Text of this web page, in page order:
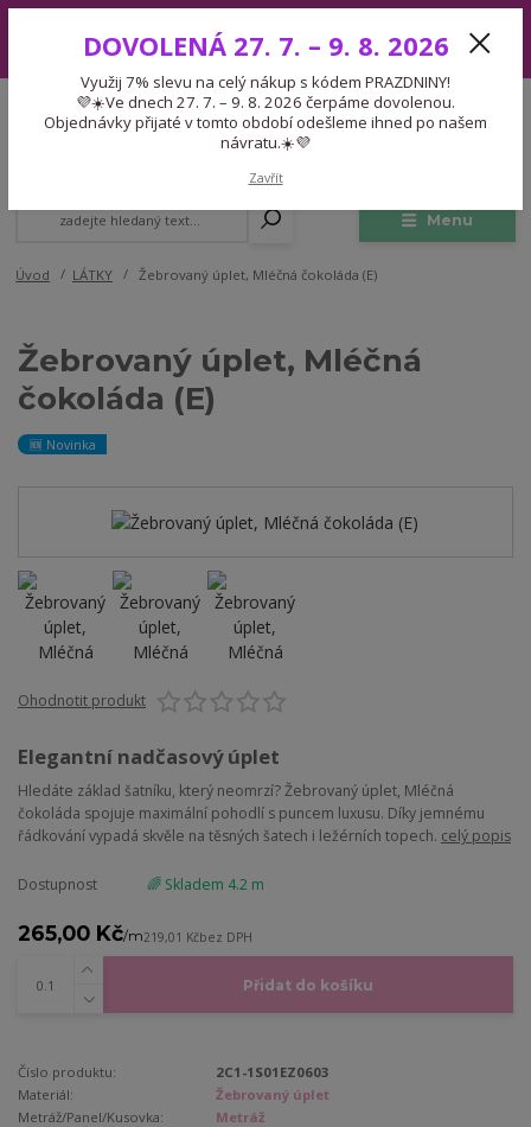
7. – 9. 8. 2026 čerpáme dovolenou. Objednávky přijaté v tomto období
odešleme ihned po našem návratu.☀️💜
Menu
CZK
Expedice 775 866 913
Po-Čt 9-15:30 Pá 9-14:30 Pauza 13-13:45
Úvod LÁTKY Žebrovaný úplet, Mléčná čokoláda (E)
Žebrovaný úplet, Mléčná
čokoláda (E)
🆕 Novinka
Ohodnotit produkt
Elegantní nadčasový úplet
Hledáte základ šatníku, který neomrzí? Žebrovaný úplet, Mléčná
čokoláda spojuje maximální pohodlí s puncem luxusu. Díky jemnému
řádkování vypadá skvěle na těsných šatech i ležérních topech. celý popis
Dostupnost 🌈 Skladem 4.2 m
265,00 Kč/m219,01 Kčbez DPH
Přidat do košíku
Číslo produktu:
2C1-1S01EZ0603
Materiál:
Žebrovaný úplet
Metráž/Panel/Kusovka:
Metráž
DOVOLENÁ 27. 7. – 9. 8. 2026
Využij 7% slevu na celý nákup s kódem PRAZDNINY!
💜☀️Ve dnech 27. 7. – 9. 8. 2026 čerpáme dovolenou.
Objednávky přijaté v tomto období odešleme ihned po našem
návratu.☀️💜
Zavřít